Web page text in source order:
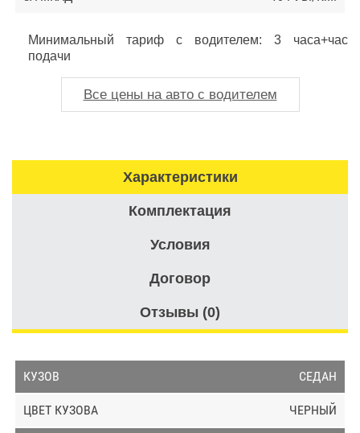
Минимальный тариф с водителем: 3 часа+час
подачи
Все цены на авто с водителем
Характеристики
Комплектация
Условия
Договор
Отзывы (0)
СЕДАН
ЧЕРНЫЙ